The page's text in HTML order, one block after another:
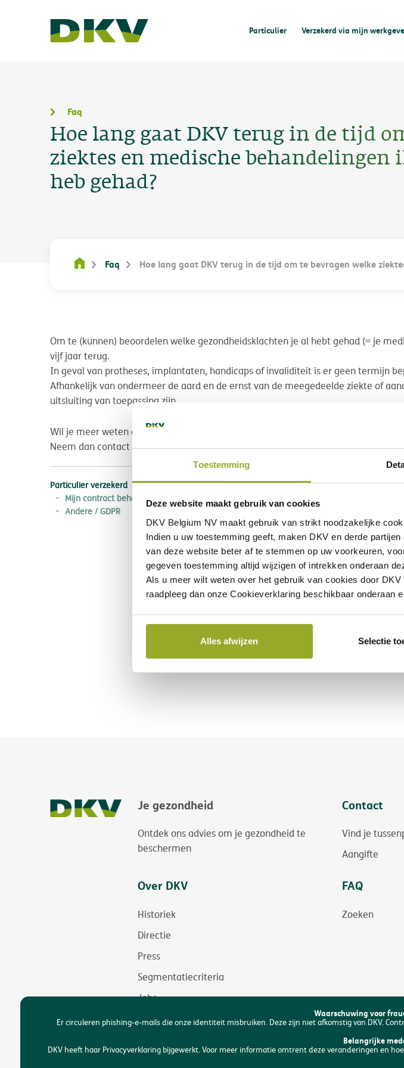
Toestemming
Deze website maakt gebruik van cookies
DKV Belgium NV maakt gebruik van strikt noodzakelijke
Indien u uw toestemming geeft, maken DKV en derde
van deze website beter af te stemmen op uw voorkeuren,
gegeven toestemming altijd wijzigen of intrekken onderaan
Als u meer wilt weten over het gebruik van cookies door
raadpleeg dan onze Cookieverklaring beschikbaar onderaan
Alles afwijzen Selectie
Particulier Verzekerd via mijn
Faq
Hoe lang gaat DKV terug in de tijd
ziektes en medische behandelingen
heb gehad?
Faq Hoe lang gaat DKV terug in de tijd om te bevragen welke
Om te (kunnen) beoordelen welke gezondheidsklachten je al hebt gehad (= je
vijf jaar terug.
In geval van protheses, implantaten, handicaps of invaliditeit is er geen termijn
Afhankelijk van ondermeer de aard en de ernst van de meegedeelde ziekte of
uitsluiting van toepassing zijn.
Wil je meer weten over welke risico's van de verzekeringsdekking uitgesloten en/
Neem dan contact op met DKV of met je verzekeringstussenpersoon.
Particulier verzekerd
Mijn contract beheren
Andere / GDPR
Je gezondheid
Ontdek ons advies om je gezondheid te
beschermen
Contact
Vind je
Aangifte
Over DKV
Historiek
Directie
Press
Segmentatiecriteria
Jobs
Duurzaamheid
FAQ
Zoeken
Waarschuwing voor
Er circuleren phishing-e-mails die onze identiteit misbruiken. Deze zijn niet afkomstig van DKV.
Belangrijke
DKV heeft haar Privacyverklaring bijgewerkt. Voor meer informatie omtrent deze veranderingen en